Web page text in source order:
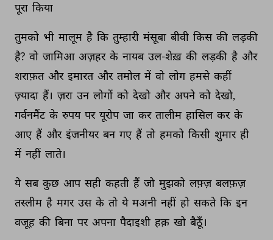
पूरा किया
तुमको भी मालूम है कि तुम्हारी मंसूबा बीवी किस की लड़की
है? वो जामिआ अज़हर के नायब उल-शेख़ की लड़की है और
शराफ़त और इमारत और तमोल में वो लोग हमसे कहीं
ज़्यादा हैं। ज़रा उन लोगों को देखो और अपने को देखो,
गर्वनमैंट के रुपय पर यूरोप जा कर तालीम हासिल कर के
आए हैं और इंजनीयर बन गए हैं तो हमको किसी शुमार ही
में नहीं लाते।
ये सब कुछ आप सही कहती हैं जो मुझको लफ़्ज़ बलफ़ज़
तस्लीम है मगर उस के तो ये मअनी नहीं हो सकते कि इन
वजूह की बिना पर अपना पैदाइशी हक़ खो बैठूँ।